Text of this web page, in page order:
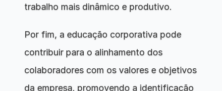
trabalho mais dinâmico e produtivo.
Por fim, a educação corporativa pode
contribuir para o alinhamento dos
colaboradores com os valores e objetivos
da empresa, promovendo a identificação